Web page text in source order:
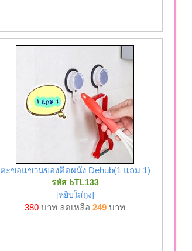
ตะขอแขวนของติดผนัง Dehub(1 แถม 1)
รหัส bTL133
[หยิบใส่ถุง]
380บาท ลดเหลือ249 บาท